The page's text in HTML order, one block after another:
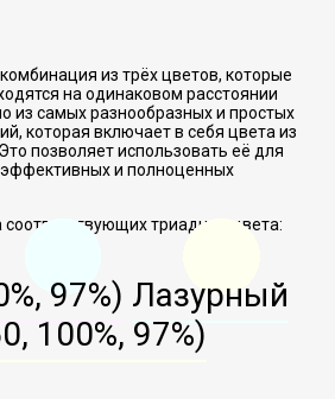
из трёх цветов, которые
на одинаковом расстоянии
из самых разнообразных и простых
которая включает в себя цвета из
позволяет использовать её для
и полноценных
триадных цвета:
97%) Лазурный
100%, 97%)